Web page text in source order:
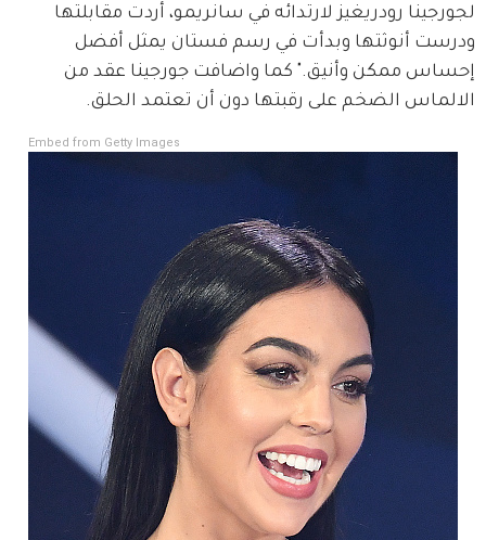
لجورجينا رودريغيز لارتدائه في سانريمو، أردت مقابلتها
ودرست أنوثتها وبدأت في رسم فستان يمثل أفضل
إحساس ممكن وأنيق." كما واضافت جورجينا عقد من
الالماس الضخم على رقبتها دون أن تعتمد الحلق.
Embed from Getty Images